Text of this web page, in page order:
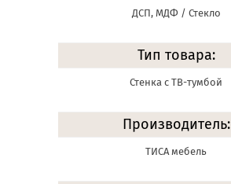
ДСП, МДФ / Стекло
Тип товара:
Стенка с ТВ-тумбой
Производитель:
ТИСА мебель